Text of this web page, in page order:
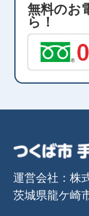
無料のお
ら！
運営会社：株
茨城県龍ケ崎